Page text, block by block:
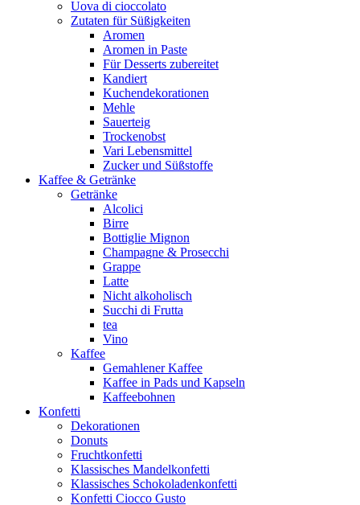
Uova di cioccolato
Zutaten für Süßigkeiten
Aromen
Aromen in Paste
Für Desserts zubereitet
Kandiert
Kuchendekorationen
Mehle
Sauerteig
Trockenobst
Vari Lebensmittel
Zucker und Süßstoffe
Kaffee & Getränke
Getränke
Alcolici
Birre
Bottiglie Mignon
Champagne & Prosecchi
Grappe
Latte
Nicht alkoholisch
Succhi di Frutta
tea
Vino
Kaffee
Gemahlener Kaffee
Kaffee in Pads und Kapseln
Kaffeebohnen
Konfetti
Dekorationen
Donuts
Fruchtkonfetti
Klassisches Mandelkonfetti
Klassisches Schokoladenkonfetti
Konfetti Ciocco Gusto